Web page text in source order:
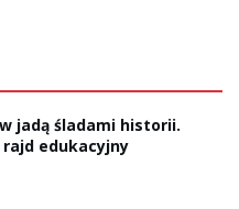
jadą śladami historii.
rajd edukacyjny